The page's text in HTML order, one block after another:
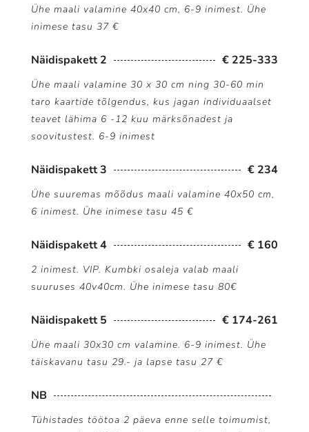
Ühe maali valamine 40x40 cm, 6-9 inimest. Ühe
inimese tasu 37 €
Näidispakett 2 € 225-333
Ühe maali valamine 30 x 30 cm ning 30-60 min
taro kaartide tõlgendus, kus jagan individuaalset
teavet lähima 6 -12 kuu märksõnadest ja
soovitustest. 6-9 inimest
Näidispakett 3 € 234
Ühe suuremas mõõdus maali valamine 40x50 cm,
6 inimest. Ühe inimese tasu 45 €
Näidispakett 4 € 160
2 inimest. VIP. Kumbki osaleja valab maali
suuruses 40v40cm. Ühe inimese tasu 80€
Näidispakett 5 € 174-261
Ühe maali 30x30 cm valamine. 6-9 inimest. Ühe
täiskavanu tasu 29.- ja lapse tasu 27 €
NB
Tühistades töötoa 2 päeva enne selle toimumist,